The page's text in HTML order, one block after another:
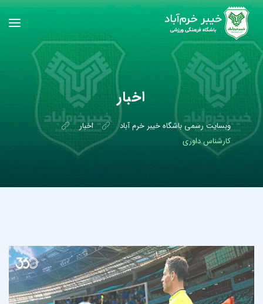
اخبار
وبسایت رسمی باشگاه خیبر خرم آباد
اخبار
کارشناس داوری